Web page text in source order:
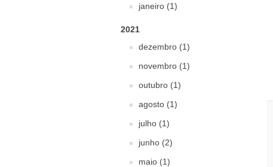
janeiro (1)
2021
dezembro (1)
novembro (1)
outubro (1)
agosto (1)
julho (1)
junho (2)
maio (1)